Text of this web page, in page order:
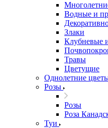
Водные и
Злаки
Клубневые
Травы
Цветущие
Однолетние
Розы
Розы
Роза
Туи